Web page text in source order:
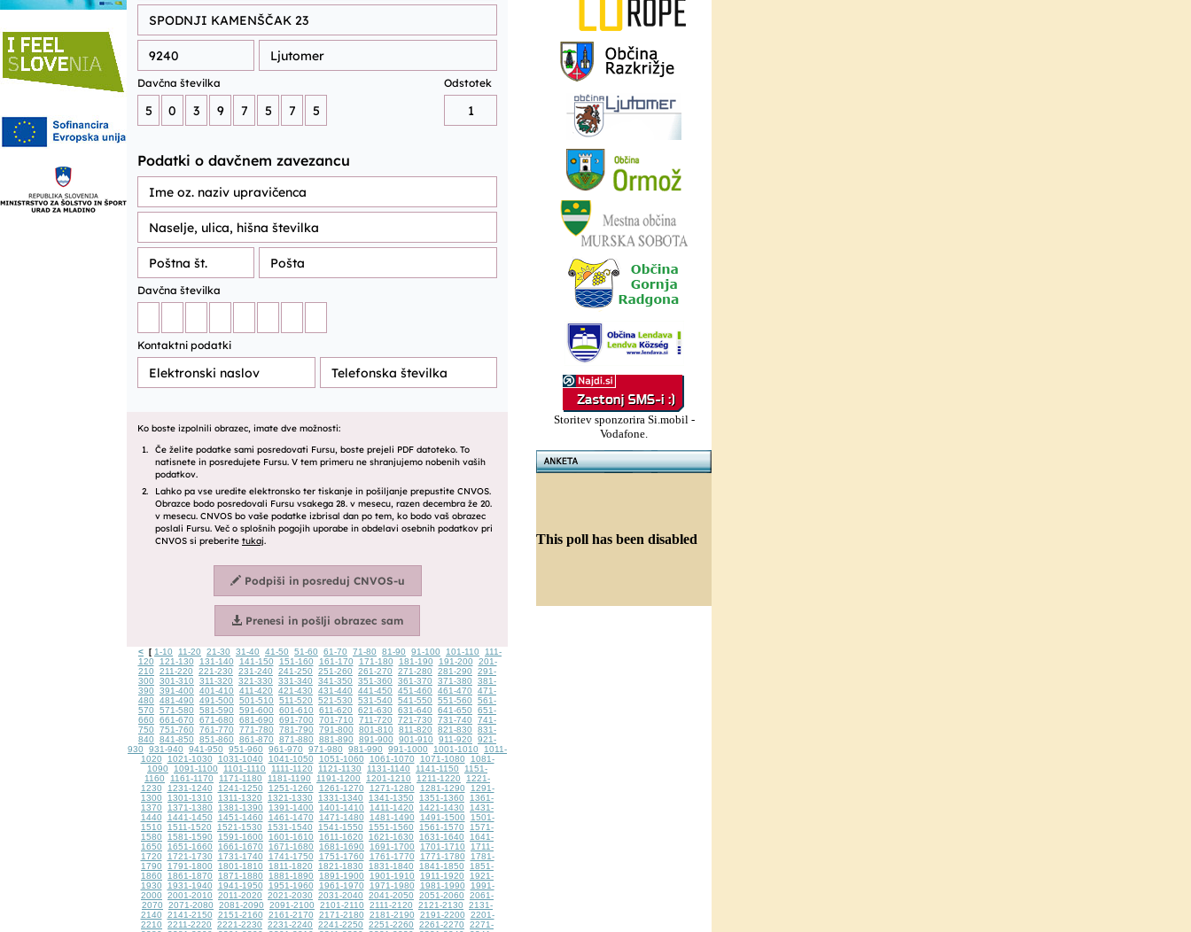
< [ 1-10 11-20 21-30 31-40 41-50 51-60 61-70 71-80 81-90 91-100 101-110
111-
120
121-130 131-140 141-150 151-160 161-170 171-180 181-190 191-200
201-
210
211-220 221-230 231-240 241-250 251-260 261-270 271-280 281-290
291-
300
301-310 311-320 321-330 331-340 341-350 351-360 361-370 371-380
381-
390
391-400 401-410 411-420 421-430 431-440 441-450 451-460 461-470
471-
480
481-490 491-500 501-510 511-520 521-530 531-540 541-550 551-560
561-
570
571-580 581-590 591-600 601-610 611-620 621-630 631-640 641-650
651-
660
661-670 671-680 681-690 691-700 701-710 711-720 721-730 731-740
741-
750
751-760 761-770 771-780 781-790 791-800 801-810 811-820 821-830
831-
840
841-850 851-860 861-870 871-880 881-890 891-900 901-910 911-920
921-
930
931-940 941-950 951-960 961-970 971-980 981-990 991-1000 1001-1010
1011-
1020
1021-1030 1031-1040 1041-1050 1051-1060 1061-1070 1071-1080
1081-
1090
1091-1100 1101-1110 1111-1120 1121-1130 1131-1140 1141-1150
1151-
1160
1161-1170 1171-1180 1181-1190 1191-1200 1201-1210 1211-1220
1221-
1230
1231-1240 1241-1250 1251-1260 1261-1270 1271-1280 1281-1290
1291-
1300
1301-1310 1311-1320 1321-1330 1331-1340 1341-1350 1351-1360
1361-
1370
1371-1380 1381-1390 1391-1400 1401-1410 1411-1420 1421-1430
1431-
1440
1441-1450 1451-1460 1461-1470 1471-1480 1481-1490 1491-1500
1501-
1510
1511-1520 1521-1530 1531-1540 1541-1550 1551-1560 1561-1570
1571-
1580
1581-1590 1591-1600 1601-1610 1611-1620 1621-1630 1631-1640
1641-
1650
1651-1660 1661-1670 1671-1680 1681-1690 1691-1700 1701-1710
1711-
1720
1721-1730 1731-1740 1741-1750 1751-1760 1761-1770 1771-1780
1781-
1790
1791-1800 1801-1810 1811-1820 1821-1830 1831-1840 1841-1850
1851-
1860
1861-1870 1871-1880 1881-1890 1891-1900 1901-1910 1911-1920
1921-
1930
1931-1940 1941-1950 1951-1960 1961-1970 1971-1980 1981-1990
1991-
2000
2001-2010 2011-2020 2021-2030 2031-2040 2041-2050 2051-2060
2061-
2070
2071-2080 2081-2090 2091-2100 2101-2110 2111-2120 2121-2130
2131-
2140
2141-2150 2151-2160 2161-2170 2171-2180 2181-2190 2191-2200
2201-
2210
2211-2220 2221-2230 2231-2240 2241-2250 2251-2260 2261-2270
2271-
Storitev sponzorira Si.mobil -
Vodafone.
This poll has been disabled